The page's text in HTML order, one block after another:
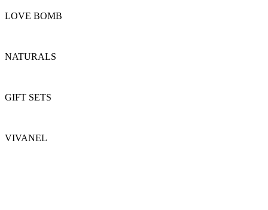
LOVE BOMB
NATURALS
GIFT SETS
VIVANEL